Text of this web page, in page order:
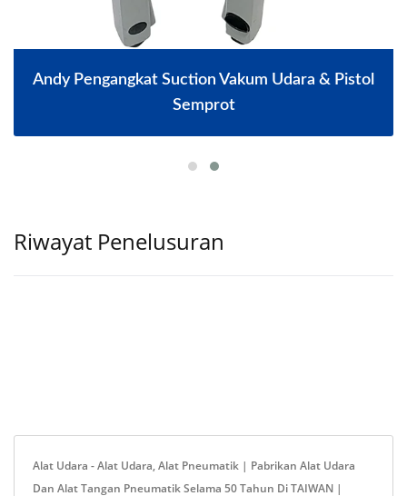
Andy Pengangkat Suction Vakum Udara & Pistol
Semprot
Riwayat Penelusuran
Alat Udara - Alat Udara, Alat Pneumatik | Pabrikan Alat Udara
Dan Alat Tangan Pneumatik Selama 50 Tahun Di TAIWAN |